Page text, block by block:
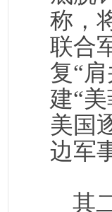
称，
联合
复“
建“
美国
边军
其